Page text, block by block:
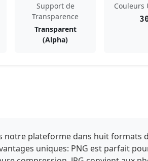
Support de
Transparence
Transparent
(Alpha)
Couleurs
plateforme dans huit formats
uniques: PNG est parfait